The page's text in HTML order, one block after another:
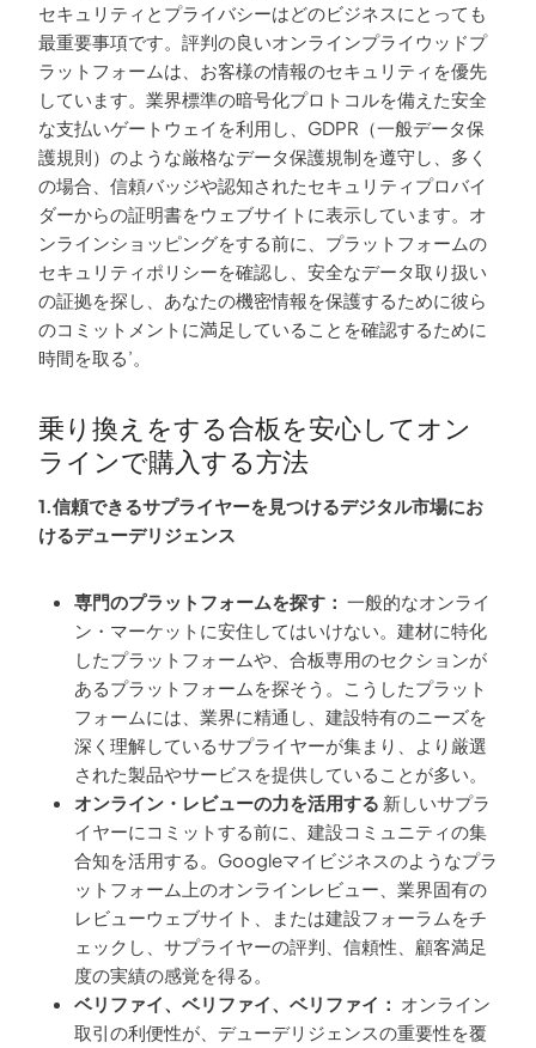
セキュリティとプライバシーはどのビジネスにとっても
最重要事項です。評判の良いオンラインプライウッドプ
ラットフォームは、お客様の情報のセキュリティを優先
しています。業界標準の暗号化プロトコルを備えた安全
な支払いゲートウェイを利用し、GDPR（一般データ保
護規則）のような厳格なデータ保護規制を遵守し、多く
の場合、信頼バッジや認知されたセキュリティプロバイ
ダーからの証明書をウェブサイトに表示しています。オ
ンラインショッピングをする前に、プラットフォームの
セキュリティポリシーを確認し、安全なデータ取り扱い
の証拠を探し、あなたの機密情報を保護するために彼ら
のコミットメントに満足していることを確認するために
時間を取る’。
乗り換えをする合板を安心してオン
ラインで購入する方法
1.信頼できるサプライヤーを見つけるデジタル市場にお
けるデューデリジェンス
専門のプラットフォームを探す： 一般的なオンライ
ン・マーケットに安住してはいけない。建材に特化
したプラットフォームや、合板専用のセクションが
あるプラットフォームを探そう。こうしたプラット
フォームには、業界に精通し、建設特有のニーズを
深く理解しているサプライヤーが集まり、より厳選
された製品やサービスを提供していることが多い。
オンライン・レビューの力を活用する 新しいサプラ
イヤーにコミットする前に、建設コミュニティの集
合知を活用する。Googleマイビジネスのようなプラ
ットフォーム上のオンラインレビュー、業界固有の
レビューウェブサイト、または建設フォーラムをチ
ェックし、サプライヤーの評判、信頼性、顧客満足
度の実績の感覚を得る。
ベリファイ、ベリファイ、ベリファイ： オンライン
取引の利便性が、デューデリジェンスの重要性を覆